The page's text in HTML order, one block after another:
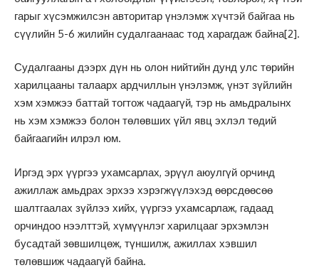
гарыг хүсэмжилсэн авторитар үнэлэмж хүчтэй байгаа нь
сүүлийн 5-6 жилийн судалгаанаас тод харагдаж байна[2].
Судалгааны дээрх дүн нь олон нийтийн дунд улс төрийн
харилцааны талаарх ардчиллын үнэлэмж, үнэт зүйлийн
хэм хэмжээ баттай тогтож чадаагүй, тэр нь амьдралынх
нь хэм хэмжээ болон төлөвших үйл явц эхлэл төдий
байгаагийн илрэл юм.
Иргэд эрх үүргээ ухамсарлах, эрүүл аюулгүй орчинд
ажиллаж амьдрах эрхээ хэрэгжүүлэхэд өөрсдөөсөө
шалтгаалах зүйлээ хийх, үүргээ ухамсарлаж, гадаад
орчиндоо нээлттэй, хүмүүнлэг харилцааг эрхэмлэн
бусадтай зөвшилцөж, түншилж, ажиллах хэвшил
төлөвшиж чадаагүй байна.